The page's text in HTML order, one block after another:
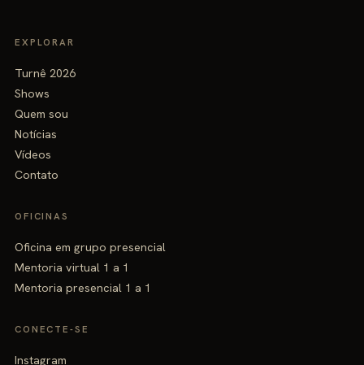
EXPLORAR
Turnê 2026
Shows
Quem sou
Notícias
Vídeos
Contato
OFICINAS
Oficina em grupo presencial
Mentoria virtual 1 a 1
Mentoria presencial 1 a 1
CONECTE-SE
Instagram